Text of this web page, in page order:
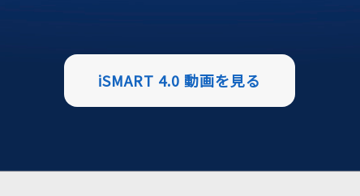
iSMART 4.0 動画を見る